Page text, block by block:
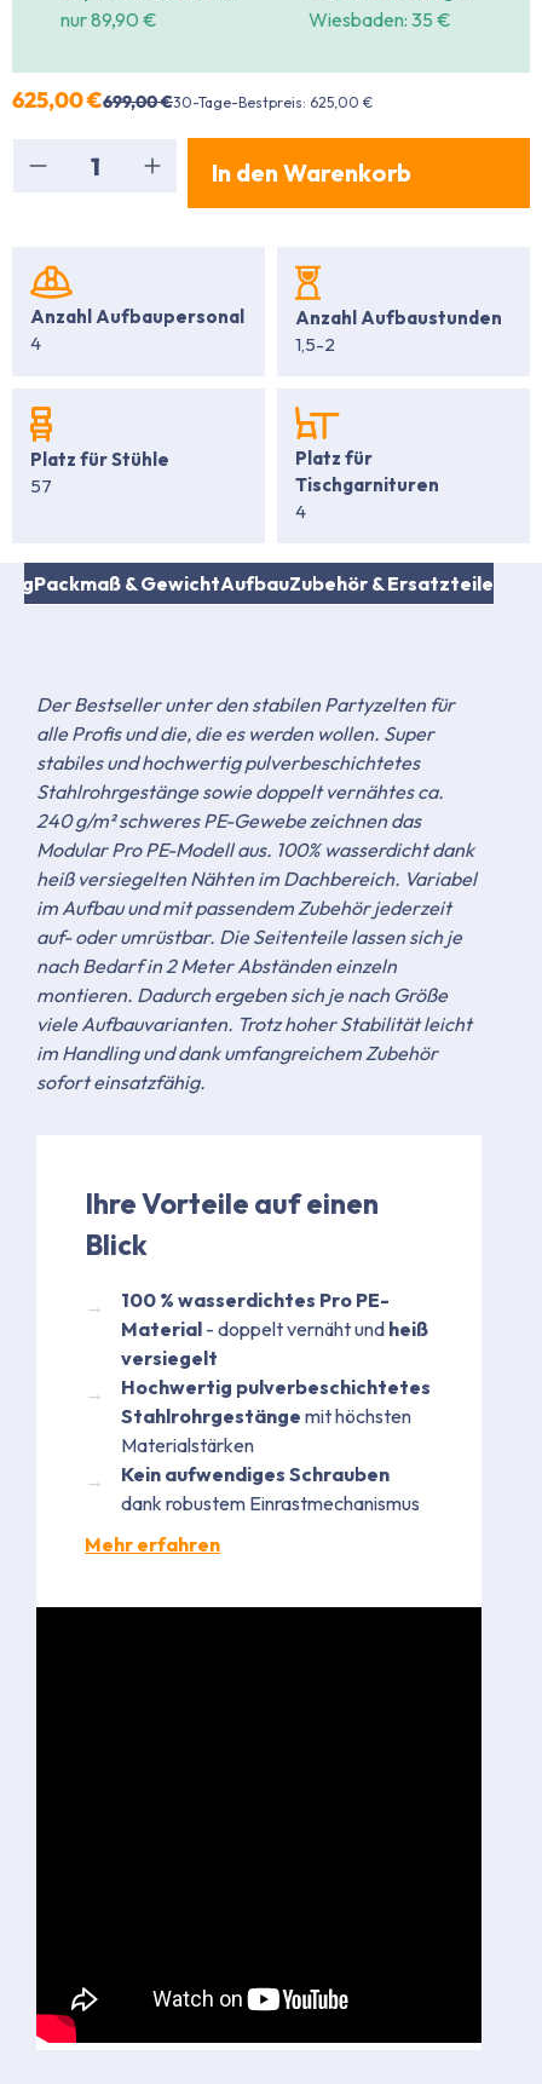
nur 89,90 €
Wiesbaden: 35 €
625,00 €699,00 €30-Tage-Bestpreis: 625,00 €
Produkt Anzahl: Gib den gewünschten Wert
In den Warenkorb
Anzahl Aufbaupersonal
4
Anzahl Aufbaustunden
1,5-2
Platz für Stühle
57
Platz für
Tischgarnituren
4
Packmaß & GewichtAufbauZubehör & Ersatzteile
Der Bestseller unter den stabilen Partyzelten für
alle Profis und die, die es werden wollen. Super
stabiles und hochwertig pulverbeschichtetes
Stahlrohrgestänge sowie doppelt vernähtes ca.
240 g/m² schweres PE-Gewebe zeichnen das
Modular Pro PE-Modell aus. 100% wasserdicht dank
heiß versiegelten Nähten im Dachbereich. Variabel
im Aufbau und mit passendem Zubehör jederzeit
auf- oder umrüstbar. Die Seitenteile lassen sich je
nach Bedarf in 2 Meter Abständen einzeln
montieren. Dadurch ergeben sich je nach Größe
viele Aufbauvarianten. Trotz hoher Stabilität leicht
im Handling und dank umfangreichem Zubehör
sofort einsatzfähig.
Ihre Vorteile auf einen
Blick
100 % wasserdichtes Pro PE-
Material - doppelt vernäht und heiß
versiegelt​
Hochwertig pulverbeschichtetes
Stahlrohrgestänge mit höchsten
Materialstärken
Kein aufwendiges Schrauben
dank robustem Einrastmechanismus
Mehr erfahren